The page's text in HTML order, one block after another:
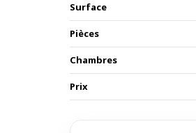
Surface
Pièces
Chambres
Prix